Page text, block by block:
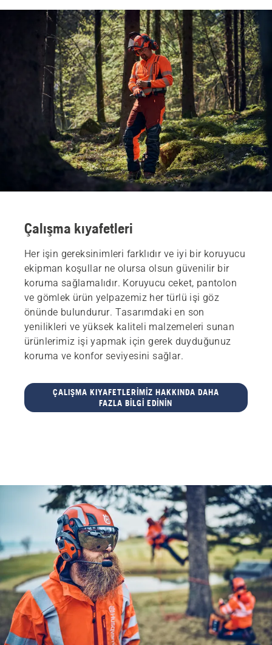
Çalışma kıyafetleri
Her işin gereksinimleri farklıdır ve iyi bir koruyucu
ekipman koşullar ne olursa olsun güvenilir bir
koruma sağlamalıdır. Koruyucu ceket, pantolon
ve gömlek ürün yelpazemiz her türlü işi göz
önünde bulundurur. Tasarımdaki en son
yenilikleri ve yüksek kaliteli malzemeleri sunan
ürünlerimiz işi yapmak için gerek duyduğunuz
koruma ve konfor seviyesini sağlar.
ÇALIŞMA KIYAFETLERIMIZ HAKKINDA DAHA
FAZLA BILGI EDININ